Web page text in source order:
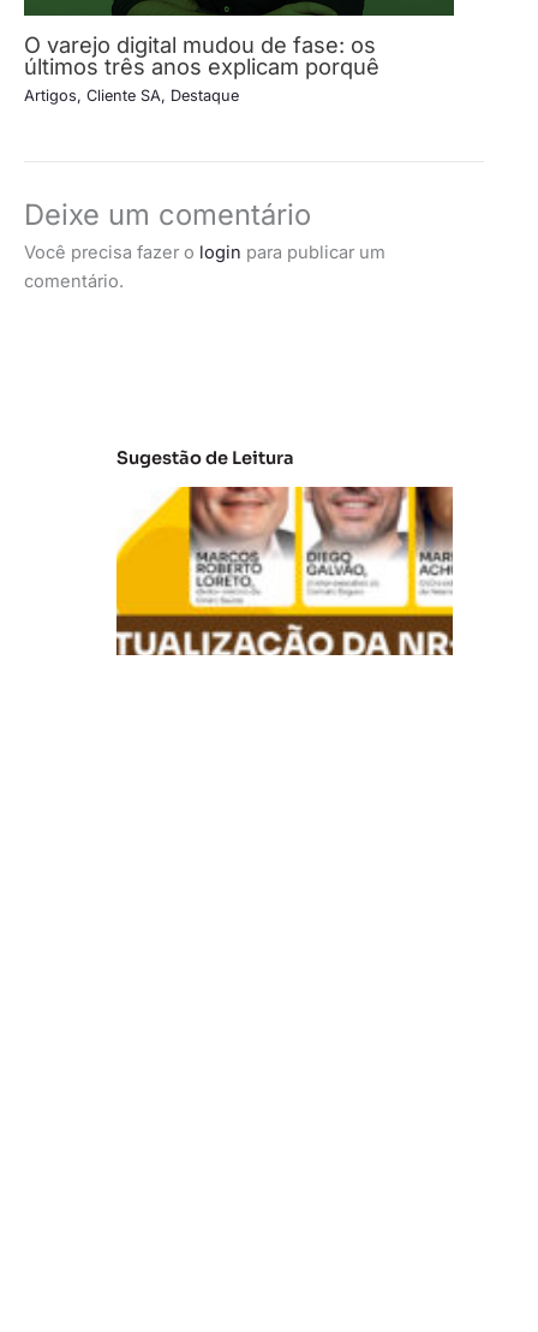
O varejo digital mudou de fase: os
últimos três anos explicam porquê
Artigos, Cliente SA, Destaque
Deixe um comentário
Você precisa fazer o login para publicar um
comentário.
Sugestão de Leitura